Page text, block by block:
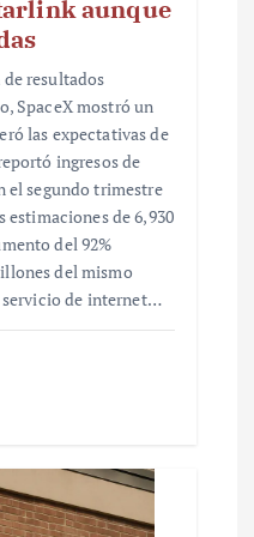
aunque
resultados
SpaceX mostró un
las expectativas de
ingresos de
el segundo trimestre
estimaciones de 6,930
del 92%
del mismo
servicio de internet…